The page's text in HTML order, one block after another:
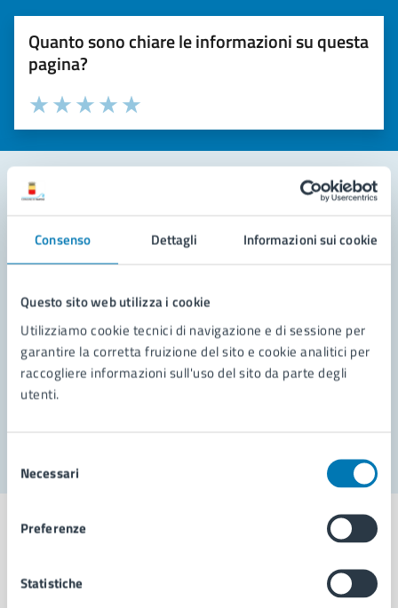
Consenso Dettagli Informazioni sui cookie
Questo sito web utilizza i cookie
Utilizziamo cookie tecnici di navigazione e di sessione per
garantire la corretta fruizione del sito e cookie analitici per
raccogliere informazioni sull'uso del sito da parte degli
utenti.
delNecessari
Preferenze
Statistiche
Quanto sono chiare le informazioni su questa
pagina?
Valuta la chiarezza delle informazioni (da 1 a 5 stelle)
Seleziona il numero di stelle per valutare la chiarezza delle
Valuta 5 stelle su 5
Valuta 4 stelle su 5
Valuta 3 stelle su 5
Valuta 2 stelle su 5
Valuta 1 stelle su 5
Leggi le domande frequenti
Richiedi assistenza
Prenota appuntamento
Problemi in città
Comune di Napoli